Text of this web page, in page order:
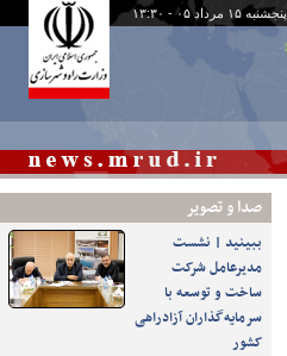
پنجشنبه ۱۵ مرداد ۰۵ - ۱۳:۳۰
صدا و تصوير
ببینید | نشست
مدیرعامل شرکت
ساخت و توسعه با
سرمایه‌گذاران آزادراهی
کشور